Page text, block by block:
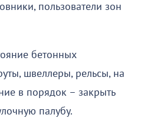
пользователи зон
бетонных
швеллеры, рельсы, на
в порядок – закрыть
палубу.